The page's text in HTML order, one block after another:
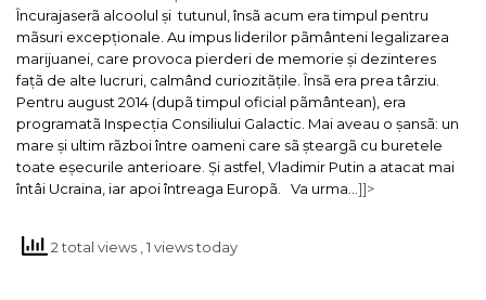
Încurajaserã alcoolul și tutunul, însã acum era timpul pentru
mãsuri excepționale. Au impus liderilor pãmânteni legalizarea
marijuanei, care provoca pierderi de memorie și dezinteres
fațã de alte lucruri, calmând curiozitãțile. Însã era prea târziu.
Pentru august 2014 (dupã timpul oficial pãmântean), era
programatã Inspecția Consiliului Galactic. Mai aveau o șansã: un
mare și ultim rãzboi între oameni care sã șteargã cu buretele
toate eșecurile anterioare. Și astfel, Vladimir Putin a atacat mai
întâi Ucraina, iar apoi întreaga Europã.
Va urma… ]]>
2 total views , 1 views today